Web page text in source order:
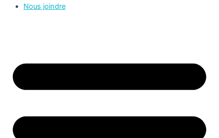
Nous joindre